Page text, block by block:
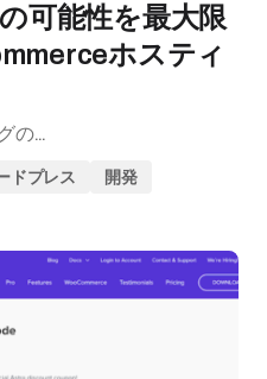
可能性を最大限
ホスティ
の…
ドプレス 開発